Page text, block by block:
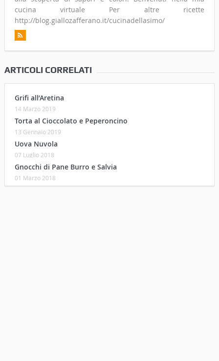
cucina virtuale Per altre ricette
http://blog.giallozafferano.it/cucinadellasimo/
ARTICOLI CORRELATI
Grifi all’Aretina
14 Marzo 2019
Torta al Cioccolato e Peperoncino
13 Gennaio 2019
Uova Nuvola
07 Luglio 2018
Gnocchi di Pane Burro e Salvia
01 Marzo 2018